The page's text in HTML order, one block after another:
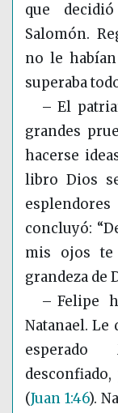
que
Salomón.
no le
superaba
– El
grandes
hacerse
libro Dios
concluyó:
mis ojos te
grandeza de
– Felipe
Natanael. Le
esperado
(Juan 1:46).